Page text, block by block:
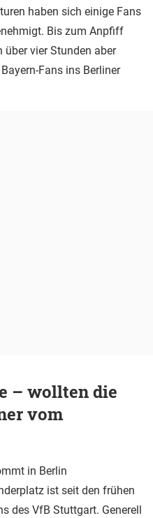
haben sich einige Fans
Bis zum Anpfiff
über vier Stunden aber
Fans ins Berliner
– wollten die
vom
in Berlin
ist seit den frühen
des VfB Stuttgart. Generell